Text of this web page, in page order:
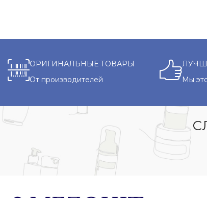
ОРИГИНАЛЬНЫЕ ТОВАРЫ
От производителей
Мы